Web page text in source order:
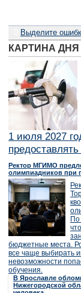
Выделите
КАРТИНА ДНЯ
1 июля 2027
Ректор МГИМО
олимпиадников при
По
бюджетные места.
все чаще выбирать
невозможности
обучения.
В Ярославле
Нижегородской